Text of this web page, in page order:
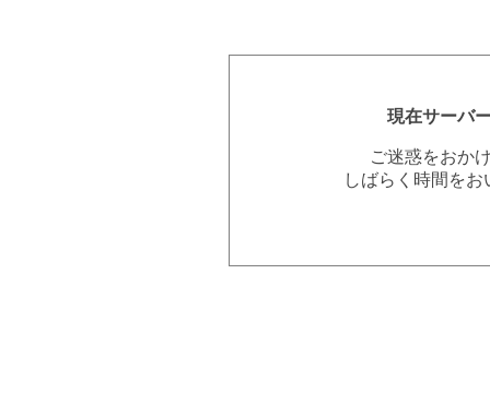
現在サーバ
ご迷惑をおか
しばらく時間を